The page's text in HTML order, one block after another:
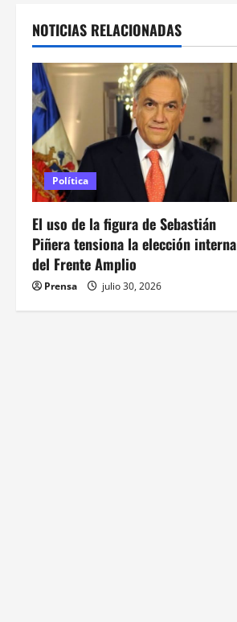
g
a
c
i
ó
n
d
e
e
NOTICIAS RELACIONADAS
Política
El uso de la figura de Sebastián
Piñera tensiona la elección interna
del Frente Amplio
Prensa julio 30, 2026